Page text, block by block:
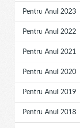
Pentru Anul 2023
Pentru Anul 2022
Pentru Anul 2021
Pentru Anul 2020
Pentru Anul 2019
Pentru Anul 2018